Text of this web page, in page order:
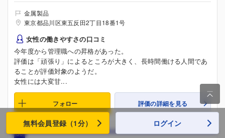
金属製品
東京都品川区東五反田2丁目18番1号
女性の働きやすさの口コミ
今年度から管理職への昇格があった。
評価は「頑張り」によるところが大きく、長時間働ける人間であ
ることが評価対象のようだ。
女性には大変甘...
フォロー 評価の詳細を見る
30

無料会員登録（1分） ログイン